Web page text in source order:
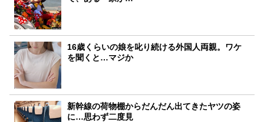
16歳くらいの娘を叱り続ける外国人両親。ワケ
を聞くと…マジか
新幹線の荷物棚からだんだん出てきたヤツの姿
に…思わず二度見